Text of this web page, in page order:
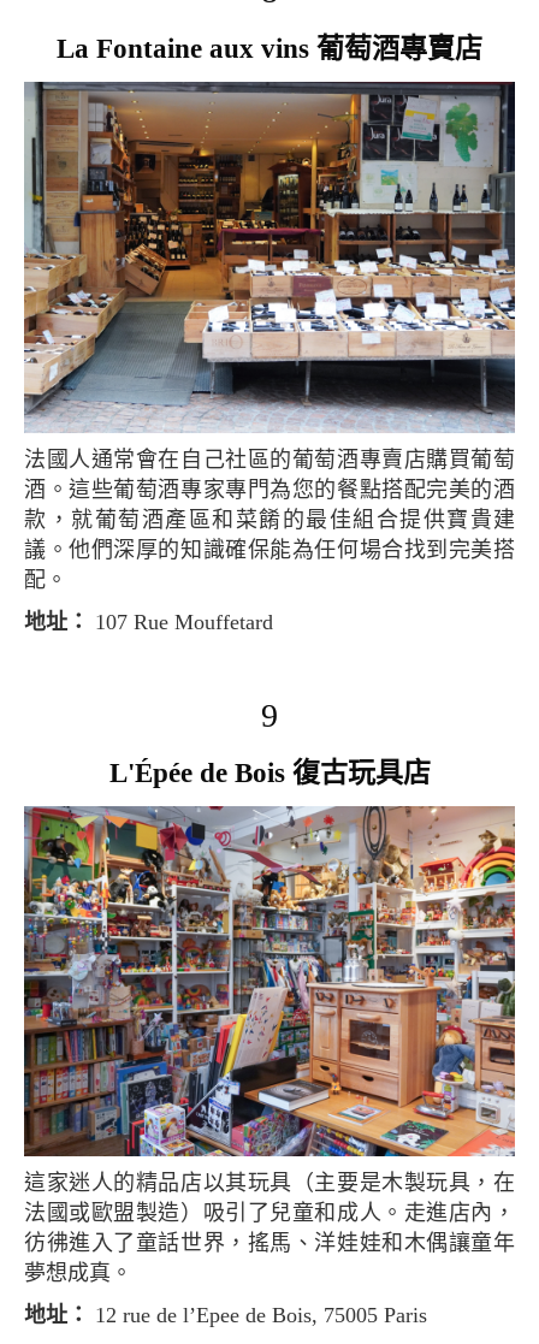
La Fontaine aux vins 葡萄酒專賣店
法國人通常會在自己社區的葡萄酒專賣店購買葡萄
酒。這些葡萄酒專家專門為您的餐點搭配完美的酒
款，就葡萄酒產區和菜餚的最佳組合提供寶貴建
議。他們深厚的知識確保能為任何場合找到完美搭
配。
地址：
107 Rue Mouffetard
9
L'Épée de Bois 復古玩具店
這家迷人的精品店以其玩具（主要是木製玩具，在
法國或歐盟製造）吸引了兒童和成人。走進店內，
彷彿進入了童話世界，搖馬、洋娃娃和木偶讓童年
夢想成真。
地址：
12 rue de l’Epee de Bois, 75005 Paris